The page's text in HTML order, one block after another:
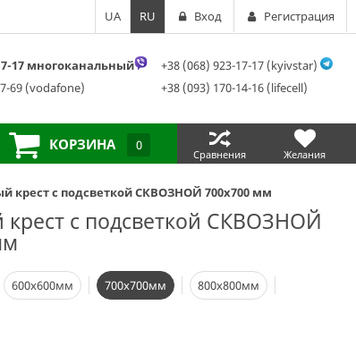
крест с подсветкой СКВОЗНОЙ 700х700 мм
с подсветкой СКВОЗНОЙ
600х600мм 700х700мм
800х800мм
UA RU Вход Регистрация
17 многоканальный
69 (vodafone)
+38 (068) 923-17-17 (kyivstar)
+38 (093) 170-14-16 (lifecell)
КОРЗИНА 0
Сравнения Желания